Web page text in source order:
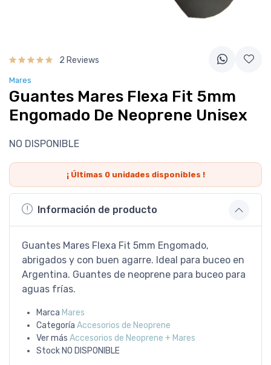
2 Reviews
Mares
Guantes Mares Flexa Fit 5mm
Engomado De Neoprene Unisex
NO DISPONIBLE
¡ Últimas 0unidades disponibles !
Información de producto
Guantes Mares Flexa Fit 5mm Engomado,
abrigados y con buen agarre. Ideal para buceo en
Argentina. Guantes de neoprene para buceo para
aguas frías.
Marca Mares
Categoría Accesorios de Neoprene
Ver más Accesorios de Neoprene + Mares
Stock NO DISPONIBLE